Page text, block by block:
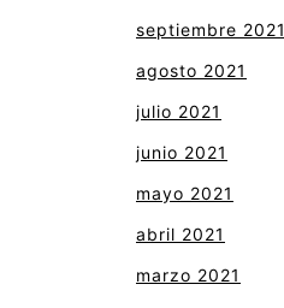
septiembre 2021
agosto 2021
julio 2021
junio 2021
mayo 2021
abril 2021
marzo 2021